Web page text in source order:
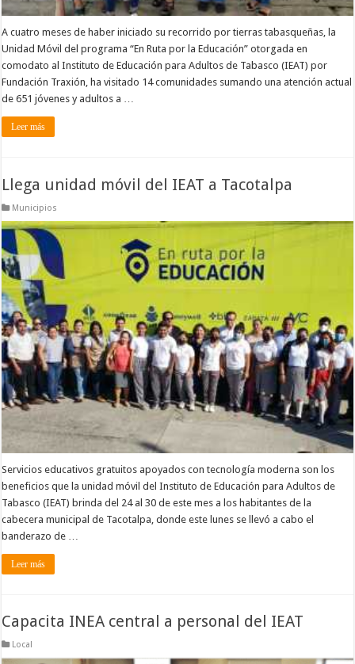
A cuatro meses de haber iniciado su recorrido por tierras tabasqueñas, la
Unidad Móvil del programa “En Ruta por la Educación” otorgada en
comodato al Instituto de Educación para Adultos de Tabasco (IEAT) por
Fundación Traxión, ha visitado 14 comunidades sumando una atención actual
de 651 jóvenes y adultos a …
Leer más
Llega unidad móvil del IEAT a Tacotalpa
Municipios
Servicios educativos gratuitos apoyados con tecnología moderna son los
beneficios que la unidad móvil del Instituto de Educación para Adultos de
Tabasco (IEAT) brinda del 24 al 30 de este mes a los habitantes de la
cabecera municipal de Tacotalpa, donde este lunes se llevó a cabo el
banderazo de …
Leer más
Capacita INEA central a personal del IEAT
Local